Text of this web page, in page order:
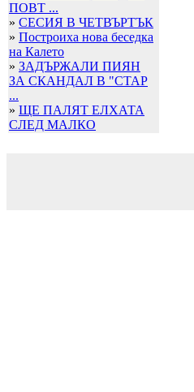
ПОВТ ...
» СЕСИЯ В ЧЕТВЪРТЪК
» Построиха нова беседка
на Калето
» ЗАДЪРЖАЛИ ПИЯН
ЗА СКАНДАЛ В "СТАР
...
» ЩЕ ПАЛЯТ ЕЛХАТА
СЛЕД МАЛКО